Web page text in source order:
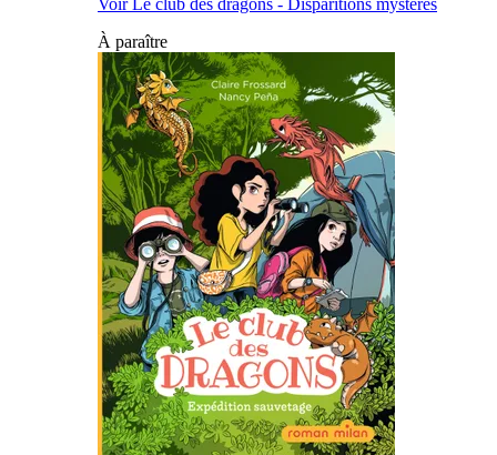
Voir Le club des dragons - Disparitions mystères
À paraître